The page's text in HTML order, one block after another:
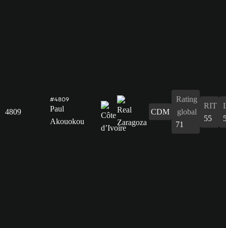
4809
#4809
Paul
Akouokou
CDM
Rating
global
71
RIT
55